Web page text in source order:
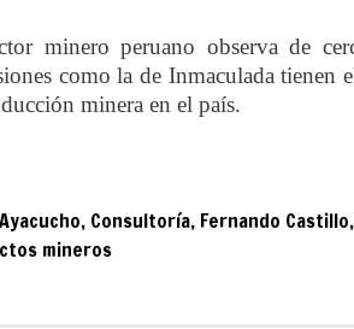
minero peruano observa de
como la de Inmaculada tienen
minera en el país.
Ayacucho, Consultoría, Fernando Castillo,
mineros